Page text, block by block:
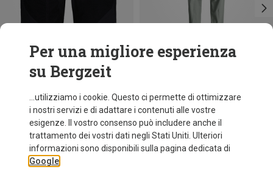
Risparmi 41%
Per una migliore esperienza
su Bergzeit
...utilizziamo i cookie. Questo ci permette di ottimizzare
i nostri servizi e di adattare i contenuti alle vostre
esigenze. Il vostro consenso può includere anche il
trattamento dei vostri dati negli Stati Uniti. Ulteriori
informazioni sono disponibili sulla pagina dedicata di
Google